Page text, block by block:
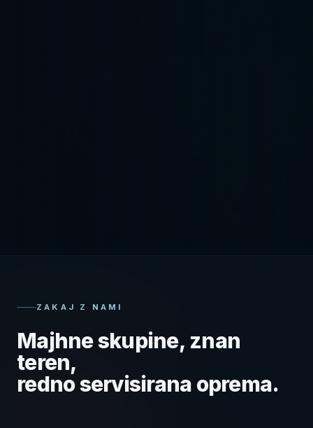
ZAKAJ Z NAMI
Majhne skupine, znan
teren,
redno servisirana oprema.